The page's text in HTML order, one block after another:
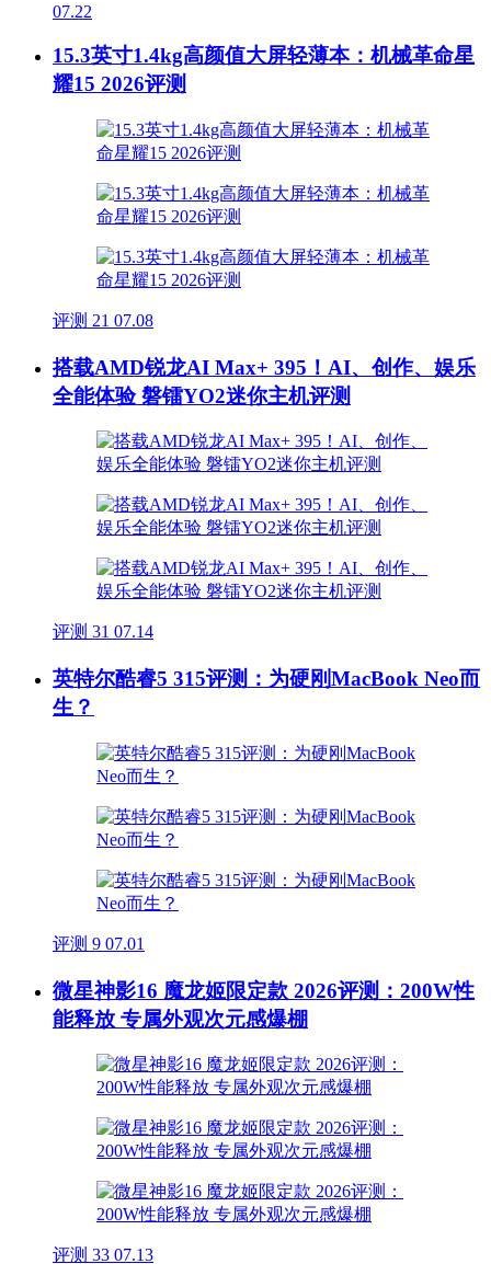
07.22
15.3英寸1.4kg高颜值大屏轻薄本：机械革命星
耀15 2026评测
评测 21 07.08
搭载AMD锐龙AI Max+ 395！AI、创作、娱乐
全能体验 磐镭YO2迷你主机评测
评测 31 07.14
英特尔酷睿5 315评测：为硬刚MacBook Neo而
生？
评测 9 07.01
微星神影16 魔龙姬限定款 2026评测：200W性
能释放 专属外观次元感爆棚
评测 33 07.13